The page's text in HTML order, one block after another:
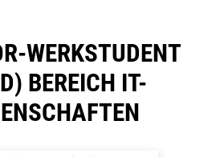
WERKSTUDENT
BEREICH IT-